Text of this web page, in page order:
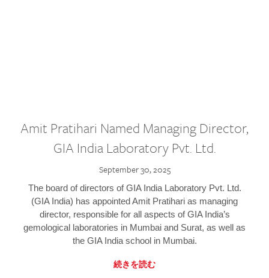
Amit Pratihari Named Managing Director,
GIA India Laboratory Pvt. Ltd.
September 30, 2025
The board of directors of GIA India Laboratory Pvt. Ltd.
(GIA India) has appointed Amit Pratihari as managing
director, responsible for all aspects of GIA India’s
gemological laboratories in Mumbai and Surat, as well as
the GIA India school in Mumbai.
続きを読む